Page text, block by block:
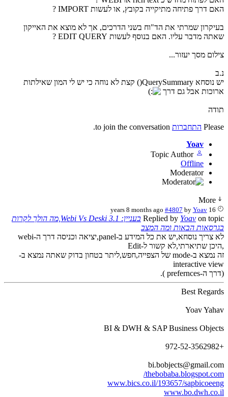
האם דרך פתיחה מתיקייה בקובץ, או לעשות IMPORT ?
בעיקרון שמרתי את הד"וח בשני הדרכים, אך לא מוצא את האייקון
שאתה מדבר עליו. האם בנוסף לעשות EDIT QUERY ?
צילום מסך יעזור...
נ.ב
יש נוסחא QuerySummary() קצת לא נוחה כי יש לי המון שאילתות
ארוכות אבל גם דרך
תודה
Please התחברות
Yoav
Topic Author
Offline
Moderator
More
16 years 8 months ago
#4807 by Yoav
Replied by Yoav on topic
בעניין: Webi Vs Deski 3.1,מה הולך לקרות
בגרסאות הבאות ומה המצב
לא צריך נוסחא,יש את כל המידע ב-panel,יציאה וכניסה דרך ה-webi
,היכן שתיארתי,לא קשור ל-Edit
זה נמצא ב-mode של הצפייה,חפש,ליתר בטחון בדוק שאתה נמצא ב-
interactive view
(דרך ה-prefernces ).
Best Regards
Yoav Yahav
BI & DWH & SAP Business Objects
+972-52-3562982
bi.bobjects@gmail.com
thebobaba.blogspot.com/
www.bics.co.il/193657/sapbicoeeng
www.bo.dwh.co.il